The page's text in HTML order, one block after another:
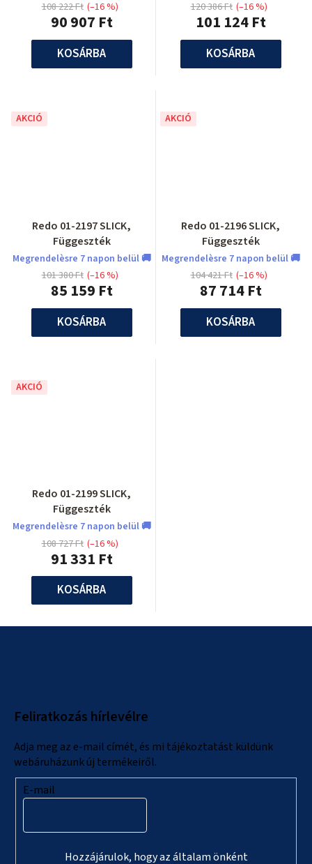
90 907 Ft
108 222 Ft (–16 %)
KOSÁRBA
101 124 Ft
120 386 Ft (–16 %)
KOSÁRBA
AKCIÓ
Redo 01-2197 SLICK,
Függeszték
Megrendelèsre 7 napon belül 🚚
85 159 Ft
101 380 Ft (–16 %)
KOSÁRBA
AKCIÓ
Redo 01-2196 SLICK,
Függeszték
Megrendelèsre 7 napon belül 🚚
87 714 Ft
104 421 Ft (–16 %)
KOSÁRBA
AKCIÓ
Redo 01-2199 SLICK,
Függeszték
Megrendelèsre 7 napon belül 🚚
91 331 Ft
108 727 Ft (–16 %)
KOSÁRBA
Feliratkozás hírlevélre
Adja meg az e-mail címét, és mi tájékoztatást küldünk
webáruházunk új termékeiről.
E-mail
Hozzájárulok, hogy az általam önként